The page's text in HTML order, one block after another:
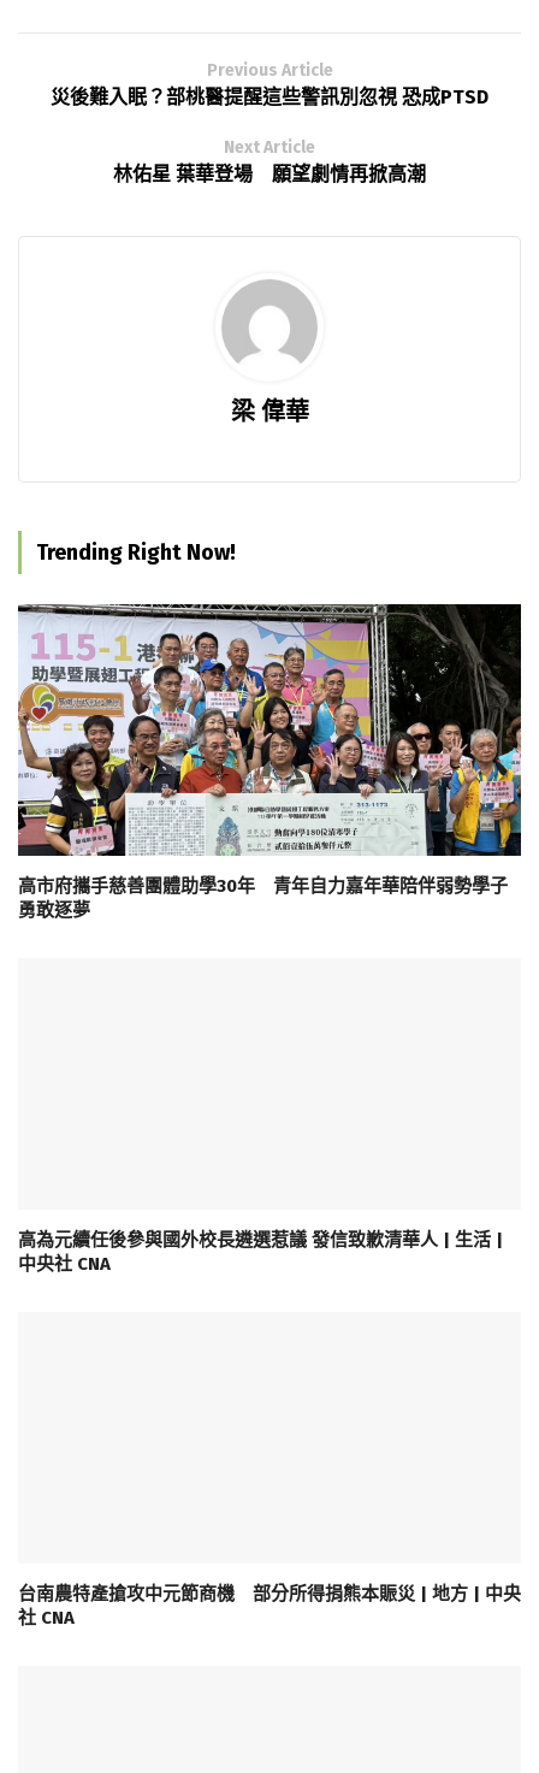
Previous Article
災後難入眠？部桃醫提醒這些警訊別忽視 恐成PTSD
Next Article
林佑星 葉華登場 願望劇情再掀高潮
梁 偉華
Trending Right Now!
高市府攜手慈善團體助學30年 青年自力嘉年華陪伴弱勢學子
勇敢逐夢
高為元續任後參與國外校長遴選惹議 發信致歉清華人 | 生活 |
中央社 CNA
台南農特產搶攻中元節商機 部分所得捐熊本賑災 | 地方 | 中央
社 CNA